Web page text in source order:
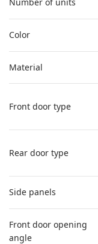
Color
Material
Front door type
Rear door type
Side panels
Front door opening
angle